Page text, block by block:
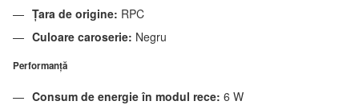
Țara de origine: RPC
Culoare caroserie: Negru
Performanţă
Consum de energie în modul rece: 6 W